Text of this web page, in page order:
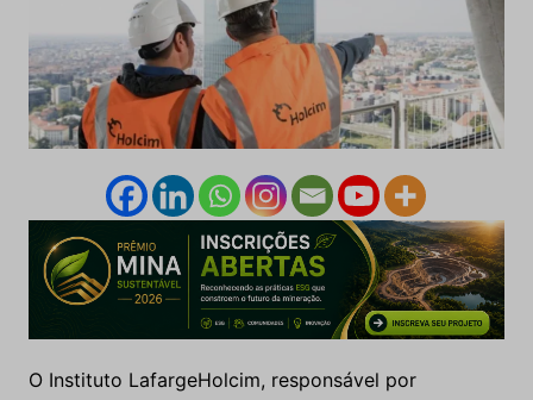
O Instituto LafargeHolcim, responsável por